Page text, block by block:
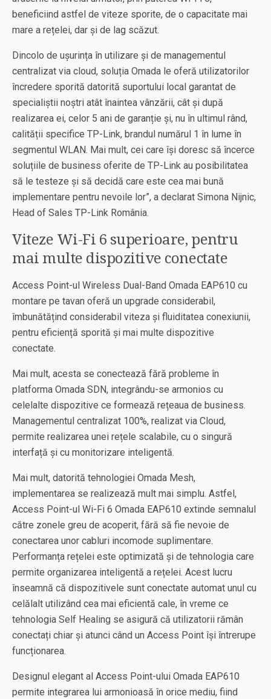
beneficiind astfel de viteze sporite, de o capacitate mai
mare a rețelei, dar și de lag scăzut.
Dincolo de ușurința în utilizare și de managementul
centralizat via cloud, soluția Omada le oferă utilizatorilor
încredere sporită datorită suportului local garantat de
specialiștii noștri atât înaintea vânzării, cât și după
realizarea ei, celor 5 ani de garanție și, nu în ultimul rând,
calității specifice TP-Link, brandul numărul 1 în lume în
segmentul WLAN. Mai mult, cei care își doresc să încerce
soluțiile de business oferite de TP-Link au posibilitatea
să le testeze și să decidă care este cea mai bună
implementare pentru nevoile lor”, a declarat Simona Nijnic,
Head of Sales TP-Link România.
Viteze Wi-Fi 6 superioare, pentru
mai multe dispozitive conectate
Access Point-ul Wireless Dual-Band Omada EAP610 cu
montare pe tavan oferă un upgrade considerabil,
îmbunătățind considerabil viteza și fluiditatea conexiunii,
pentru eficiență sporită și mai multe dispozitive
conectate.
Mai mult, acesta se conectează fără probleme în
platforma Omada SDN, integrându-se armonios cu
celelalte dispozitive ce formează rețeaua de business.
Managementul centralizat 100%, realizat via Cloud,
permite realizarea unei rețele scalabile, cu o singură
interfață și cu monitorizare inteligentă.
Mai mult, datorită tehnologiei Omada Mesh,
implementarea se realizează mult mai simplu. Astfel,
Access Point-ul Wi-Fi 6 Omada EAP610 extinde semnalul
către zonele greu de acoperit, fără să fie nevoie de
conectarea unor cabluri incomode suplimentare.
Performanța rețelei este optimizată și de tehnologia care
permite organizarea inteligentă a rețelei. Acest lucru
înseamnă că dispozitivele sunt conectate automat unul cu
celălalt utilizând cea mai eficientă cale, în vreme ce
tehnologia Self Healing se asigură că utilizatorii rămân
conectați chiar și atunci când un Access Point își întrerupe
funcționarea.
Designul elegant al Access Point-ului Omada EAP610
permite integrarea lui armonioasă în orice mediu, fiind